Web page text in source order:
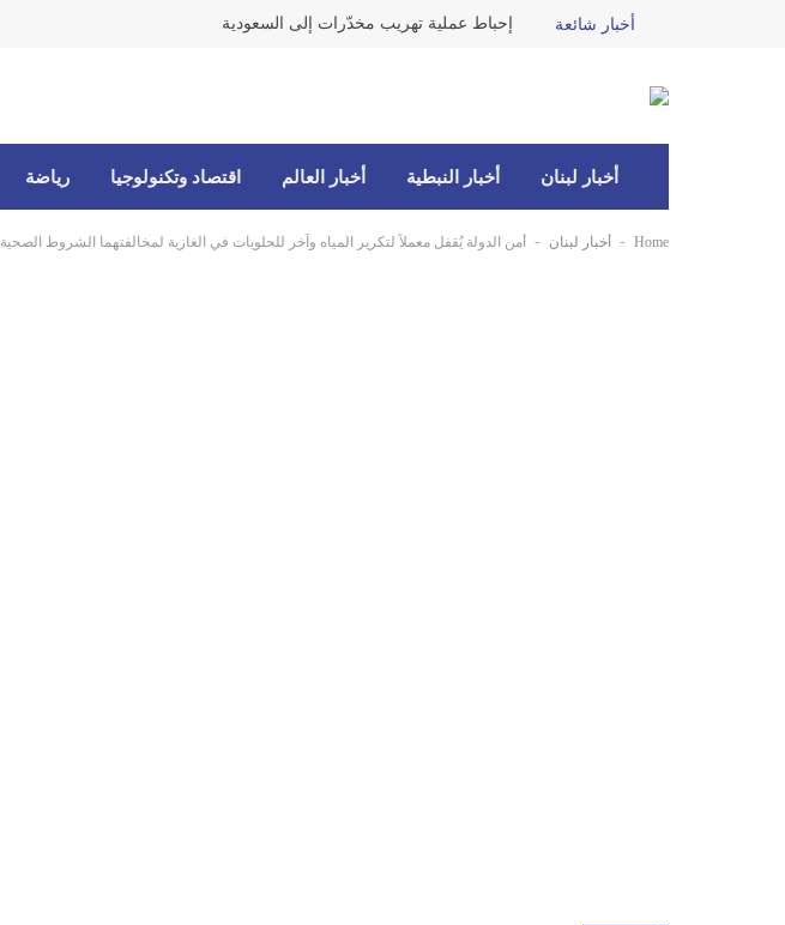
أخبار شائعة إحباط عملية تهريب مخدّرات إلى السعودية
أخبار لبنان أخبار النبطية أخبار العالم اقتصاد وتكنولوجيا رياضة
Home
- أخبار لبنان - ‏أمن الدولة يُقفل معملاً لتكرير المياه وآخر للحلويات في الغازية لمخالفتهما الشروط الصحية